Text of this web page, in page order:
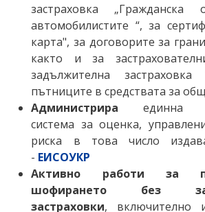
застраховка „Гражданска
автомобилистите “, за
карта", за договорите за
както и за
задължителна
пътниците в средствата за
Администрира единна
система за оценка,
риска в това число
- ЕИСОУКР
Активно работи за
шофирането без
застраховки, включително